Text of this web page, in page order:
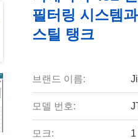
필터링 시스템
스틸 탱크
브랜드 이름:
모델 번호:
모크: 1